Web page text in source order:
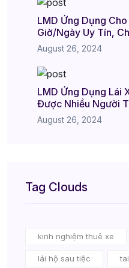
LMD Ứng Dụng
Giờ/Ngày Uy Tín,
August 26, 2024
LMD Ứng Dụng Lái
Được Nhiều Người
August 26, 2024
Tag Clouds
kinh nghiệm thuê xe
lái hộ sau tiệc